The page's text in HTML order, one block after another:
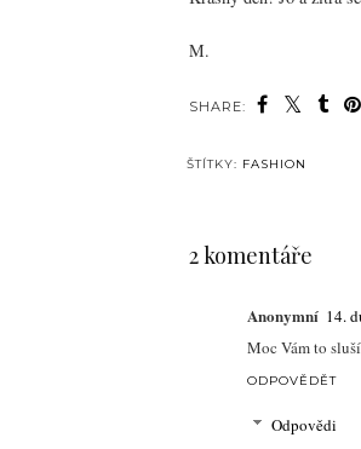
M.
SHARE:
ŠTÍTKY: FASHION
2 komentáře
Anonymní 14.
Moc Vám to
ODPOVĚDĚT
Odpovědi